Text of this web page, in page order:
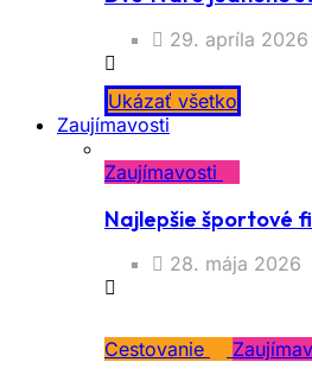
29. apríla 2026
Ukázať všetko
Zaujímavosti
Zaujímavosti
Najlepšie športové
28. mája 2026
Cestovanie